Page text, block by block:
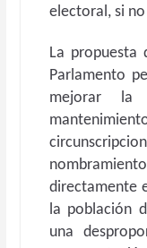
electoral, si
La propuesta
Parlamento
mejorar la
directamente
la población
una